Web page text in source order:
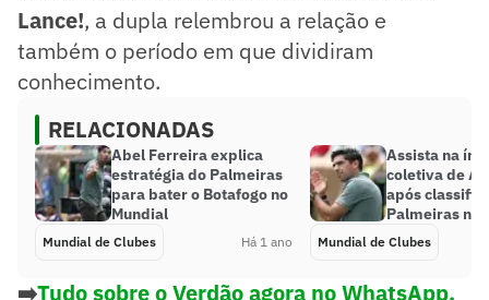
Lance!, a dupla relembrou a relação e
também o período em que dividiram
conhecimento.
RELACIONADAS
Abel Ferreira explica
estratégia do Palmeiras
para bater o Botafogo no
Mundial
Mundial de Clubes Há 1 ano
Assista na
coletiva de
após
Palmeiras no
Mundial de Clubes
➡️Tudo sobre o Verdão agora no WhatsApp.